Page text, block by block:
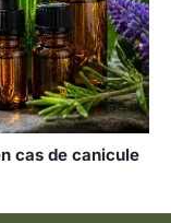
cas de canicule